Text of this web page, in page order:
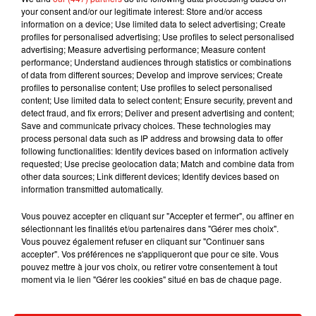
bien sûr, un ordinateur portable", révèle ainsi le spécialiste.
Musique
7 août 2026
Julien Lieb s’essaye à la vie de chatelain
dans son nouveau clip
7 août 2026
Madonna sort enfin le remix de « Love
Sensation » avec Kylie Minogue
your consent and/or our legitimate interest: Store and/or access
information on a device; Use limited data to select advertising; Create
profiles for personalised advertising; Use profiles to select personalised
advertising; Measure advertising performance; Measure content
performance; Understand audiences through statistics or combinations
of data from different sources; Develop and improve services; Create
profiles to personalise content; Use profiles to select personalised
content; Use limited data to select content; Ensure security, prevent and
detect fraud, and fix errors; Deliver and present advertising and content;
Save and communicate privacy choices. These technologies may
process personal data such as IP address and browsing data to offer
following functionalities: Identify devices based on information actively
requested; Use precise geolocation data; Match and combine data from
other data sources; Link different devices; Identify devices based on
information transmitted automatically.
Vous pouvez accepter en cliquant sur "Accepter et fermer", ou affiner en
sélectionnant les finalités et/ou partenaires dans "Gérer mes choix".
Vous pouvez également refuser en cliquant sur "Continuer sans
accepter". Vos préférences ne s'appliqueront que pour ce site. Vous
pouvez mettre à jour vos choix, ou retirer votre consentement à tout
moment via le lien "Gérer les cookies" situé en bas de chaque page.